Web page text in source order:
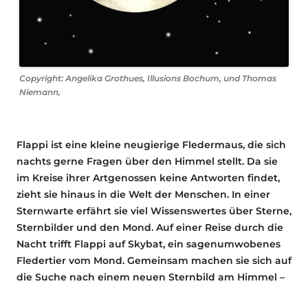
Copyright: Angelika Grothues, Illusions Bochum, und Thomas
Niemann,
Flappi ist eine kleine neugierige Fledermaus, die sich
nachts gerne Fragen über den Himmel stellt. Da sie
im Kreise ihrer Artgenossen keine Antworten findet,
zieht sie hinaus in die Welt der Menschen. In einer
Sternwarte erfährt sie viel Wissenswertes über Sterne,
Sternbilder und den Mond. Auf einer Reise durch die
Nacht trifft Flappi auf Skybat, ein sagenumwobenes
Fledertier vom Mond. Gemeinsam machen sie sich auf
die Suche nach einem neuen Sternbild am Himmel –